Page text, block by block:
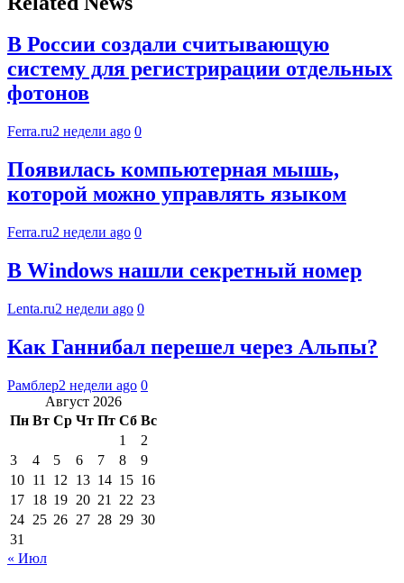
В России создали считывающую
систему для регистрирации отдельных
фотонов
Ferra.ru2 недели ago 0
Появилась компьютерная мышь,
которой можно управлять языком
Ferra.ru2 недели ago 0
В Windows нашли секретный номер
Lenta.ru2 недели ago 0
Как Ганнибал перешел через Альпы?
Рамблер2 недели ago 0
Август 2026
Пн Вт Ср Чт Пт Сб Вс
1
2
3
4 5 6 7 8
9
10 11 12 13 14 15 16
17 18 19 20 21 22 23
24 25 26 27 28 29 30
31
« Июл